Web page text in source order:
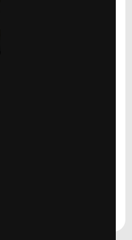
de moins de 3 mois
votre adresse du
gaz, d’électricité, de
ou certificat de
de loyer non